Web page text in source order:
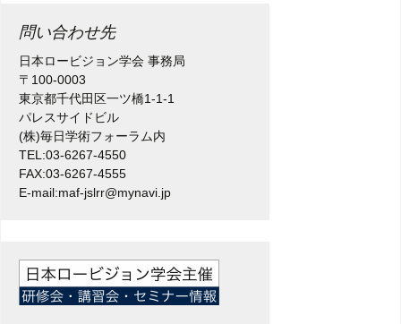
問い合わせ先
日本ロービジョン学会 事務局
〒100-0003
東京都千代田区一ツ橋1-1-1
パレスサイドビル
(株)毎日学術フォーラム内
TEL:03-6267-4550
FAX:03-6267-4555
E-mail:maf-jslrr@mynavi.jp